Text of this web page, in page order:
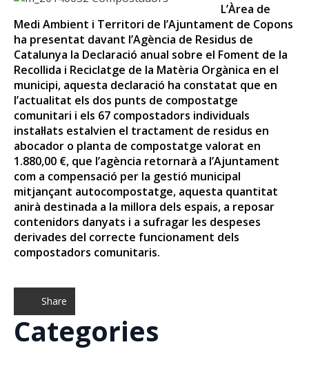
L’Àrea de
Medi Ambient i Territori de l’Ajuntament de Copons
ha presentat davant l’Agència de Residus de
Catalunya la Declaració anual sobre el Foment de la
Recollida i Reciclatge de la Matèria Orgànica en el
municipi, aquesta declaració ha constatat que en
l’actualitat els dos punts de compostatge
comunitari i els 67 compostadors individuals
instal·lats estalvien el tractament de residus en
abocador o planta de compostatge valorat en
1.880,00 €, que l’agència retornarà a l’Ajuntament
com a compensació per la gestió municipal
mitjançant autocompostatge, aquesta quantitat
anirà destinada a la millora dels espais, a reposar
contenidors danyats i a sufragar les despeses
derivades del correcte funcionament dels
compostadors comunitaris.
Share
Categories